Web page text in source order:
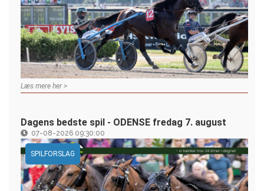
Læs mere her >
Dagens bedste spil - ODENSE fredag 7. august
07-08-2026 09:30:00
SPILFORSLAG